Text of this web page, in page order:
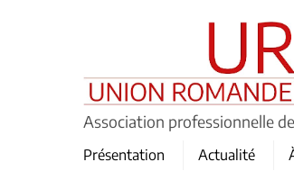
Association professionnelle
Présentation Actualité